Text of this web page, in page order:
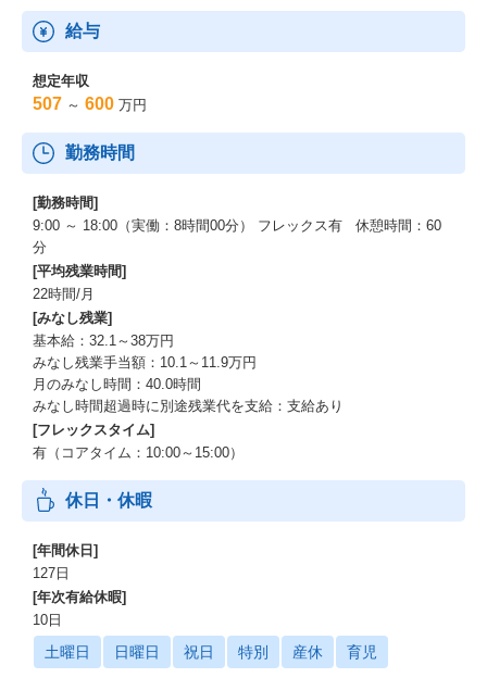
給与
想定年収
507 ～ 600 万円
勤務時間
[勤務時間]
9:00 ～ 18:00（実働：8時間00分） フレックス有 休憩時間：60
分
[平均残業時間]
22時間/月
[みなし残業]
基本給：32.1～38万円
みなし残業手当額：10.1～11.9万円
月のみなし時間：40.0時間
みなし時間超過時に別途残業代を支給：支給あり
[フレックスタイム]
有（コアタイム：10:00～15:00）
休日・休暇
[年間休日]
127日
[年次有給休暇]
10日
土曜日 日曜日 祝日 特別 産休 育児